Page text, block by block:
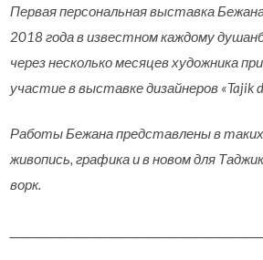
Первая персональная выставка
2018 года в известном каждому
через несколько месяцев художника
участие в выставке дизайнеров «Tajik
Работы Бежана представлены в
живопись, графика и в новом для
ворк.